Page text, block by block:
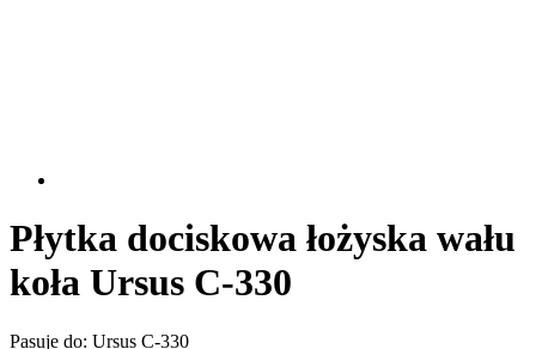
Płytka dociskowa łożyska wału
koła Ursus C-330
Pasuje do: Ursus C-330